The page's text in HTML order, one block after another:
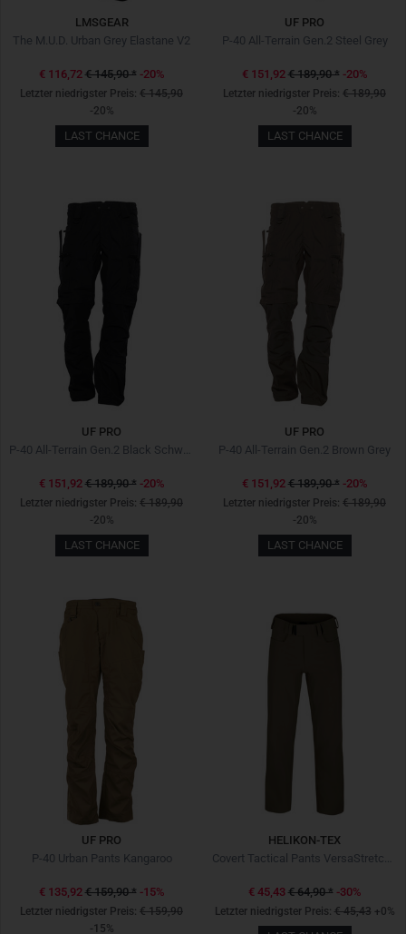
LMSGEAR
The M.U.D. Urban Grey Elastane V2
€ 116,72 € 145,90* -20%
Letzter niedrigster Preis: € 145,90
-20%
LAST CHANCE
UF PRO
P-40 All-Terrain Gen.2 Steel Grey
€ 151,92 € 189,90* -20%
Letzter niedrigster Preis: € 189,90
-20%
LAST CHANCE
UF PRO
€ 151,92 € 189,90* -20%
Letzter niedrigster Preis: € 189,90
-20%
LAST CHANCE
UF PRO
P-40 All-Terrain Gen.2 Brown Grey
€ 151,92 € 189,90* -20%
Letzter niedrigster Preis: € 189,90
-20%
LAST CHANCE
UF PRO
P-40 Urban Pants Kangaroo
€ 135,92 € 159,90* -15%
Letzter niedrigster Preis: € 159,90
-15%
HELIKON-TEX
€ 45,43 € 64,90* -30%
Letzter niedrigster Preis: € 45,43 +0%